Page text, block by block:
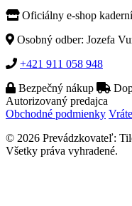
Oficiálny e-shop
Osobný odber: Jozefa
+421 911 058 948
Bezpečný nákup
Autorizovaný predajca
Obchodné podmienky
© 2026 Prevádzkovateľ:
Všetky práva vyhradené.